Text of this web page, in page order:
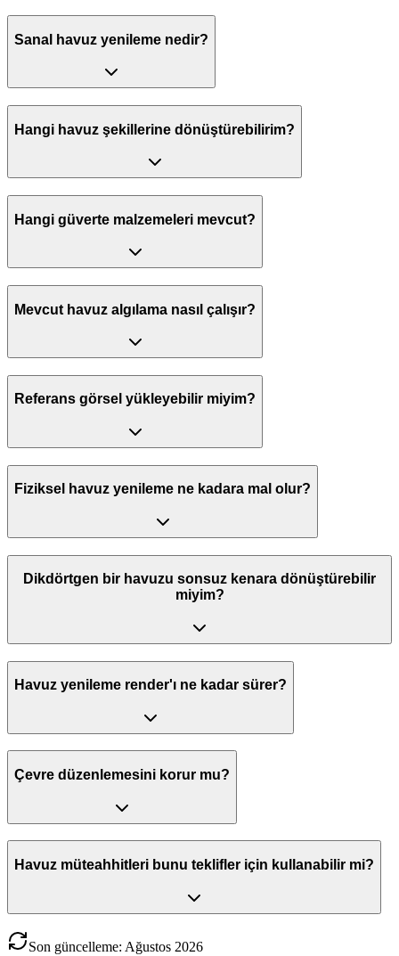
Sanal havuz yenileme nedir?
Hangi havuz şekillerine dönüştürebilirim?
Hangi güverte malzemeleri mevcut?
Mevcut havuz algılama nasıl çalışır?
Referans görsel yükleyebilir miyim?
Fiziksel havuz yenileme ne kadara mal olur?
Dikdörtgen bir havuzu sonsuz kenara dönüştürebilir
miyim?
Havuz yenileme render'ı ne kadar sürer?
Çevre düzenlemesini korur mu?
Havuz müteahhitleri bunu teklifler için kullanabilir mi?
Son güncelleme: Ağustos 2026